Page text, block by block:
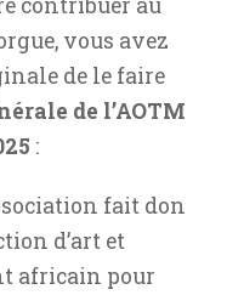
contribuer au
vous avez
de le faire
de l’AOTM
:
fait don
d’art et
africain pour